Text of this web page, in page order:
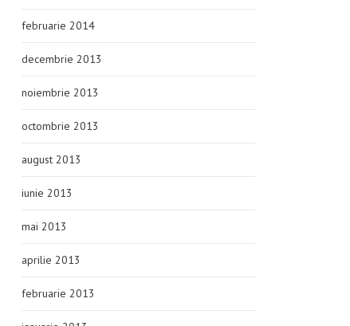
februarie 2014
decembrie 2013
noiembrie 2013
octombrie 2013
august 2013
iunie 2013
mai 2013
aprilie 2013
februarie 2013